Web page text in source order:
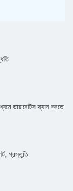
ডায়াবেটিস স্ক্যান করতে
প্রস্তুতি